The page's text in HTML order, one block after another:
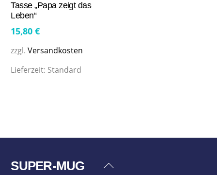
Tasse „Papa zeigt das
Leben“
15,80€
zzgl.Versandkosten
Lieferzeit: Standard
Back
SUPER-MUG